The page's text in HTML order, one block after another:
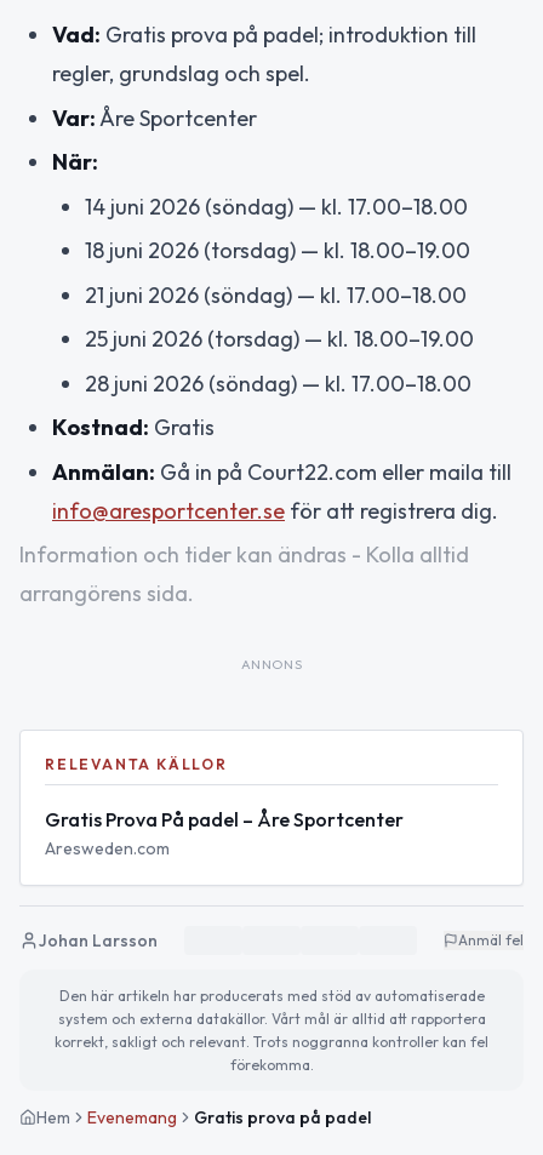
Vad: Gratis prova på padel; introduktion till
regler, grundslag och spel.
Var: Åre Sportcenter
När:
14 juni 2026 (söndag) — kl. 17.00–18.00
18 juni 2026 (torsdag) — kl. 18.00–19.00
21 juni 2026 (söndag) — kl. 17.00–18.00
25 juni 2026 (torsdag) — kl. 18.00–19.00
28 juni 2026 (söndag) — kl. 17.00–18.00
Kostnad: Gratis
Anmälan: Gå in på Court22.com eller maila till
info@aresportcenter.se för att registrera dig.
Information och tider kan ändras - Kolla alltid
arrangörens sida.
ANNONS
RELEVANTA KÄLLOR
Gratis Prova På padel – Åre Sportcenter
Aresweden.com
Johan Larsson Anmäl fel
Den här artikeln har producerats med stöd av automatiserade
system och externa datakällor. Vårt mål är alltid att rapportera
korrekt, sakligt och relevant. Trots noggranna kontroller kan fel
förekomma.
Hem Evenemang Gratis prova på padel